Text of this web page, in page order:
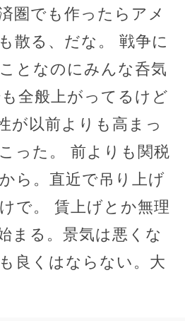
圏でも作ったらアメ
散る、だな。 戦争に
となのにみんな呑気
全般上がってるけど
が以前よりも高まっ
った。 前よりも関税
ら。直近で吊り上げ
で。 賃上げとか無理
まる。景気は悪くな
良くはならない。大